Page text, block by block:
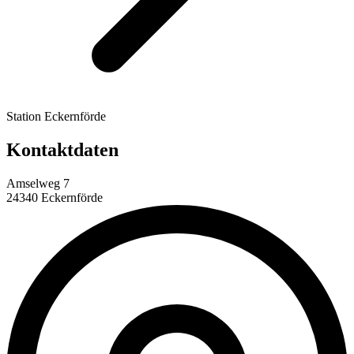
Station Eckernförde
Kontaktdaten
Amselweg 7
24340 Eckernförde